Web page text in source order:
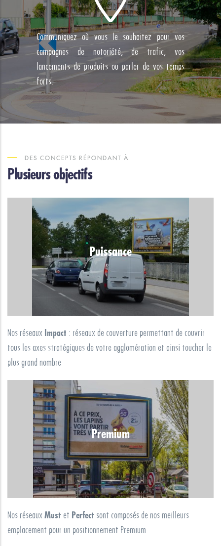
Communiquez où vous le souhaitez pour vos
campagnes de notoriété, de trafic, vos
lancements de produits ou parler de vos temps
forts.
DES CONCEPTS RÉPONDANT À
Plusieurs objectifs
Puissance
Nos réseaux Impact : réseaux de couverture permettant de couvrir
tous les axes stratégiques de votre agglomération et ainsi toucher le
plus grand nombre
Premium
Nos réseaux Must et Perfect sont composés de nos meilleurs
emplacement pour un positionnement Premium